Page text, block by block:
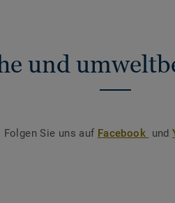
und
Folgen Sie uns auf Facebook und